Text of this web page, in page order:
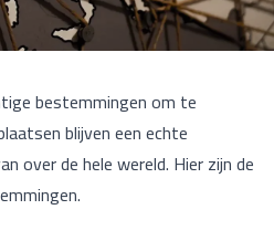
bestemmingen om te
blijven een echte
over de hele wereld. Hier zijn de